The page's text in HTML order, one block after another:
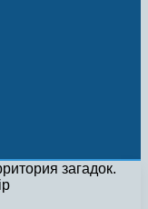
загадок.